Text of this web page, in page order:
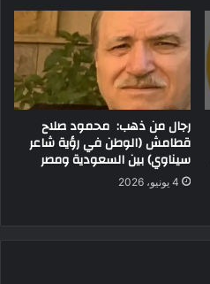
رجال من ذهب: محمود صلاح
قطامش (الوطن في رؤية شاعر
سيناوي) بين السعودية ومصر
4 يونيو، 2026